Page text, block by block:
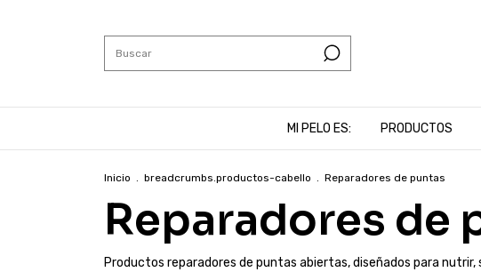
MI PELO ES: PRODUCTOS
Inicio . breadcrumbs.productos-cabello . Reparadores de puntas
Reparadores de
Productos reparadores de puntas abiertas, diseñados para nutrir,